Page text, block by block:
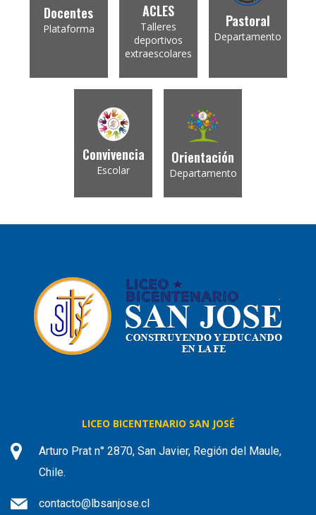
Docentes
Plataforma
ACLES
Talleres
deportivos
extraescolares
Pastoral
Departamento
Convivencia
Escolar
Orientación
Departamento
LICEO BICENTENARIO SAN JOSÉ
Arturo Prat n° 2870, San Javier, Región del Maule,
Chile.
contacto@lbsanjose.cl